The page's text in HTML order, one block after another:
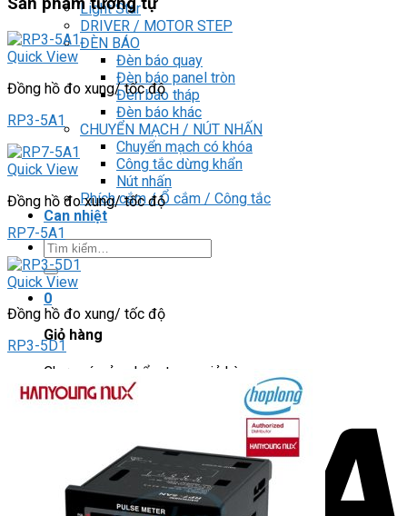
Light Star
DRIVER / MOTOR STEP
ĐÈN BÁO
Đèn báo quay
Đèn báo panel tròn
Đèn báo tháp
Đèn báo khác
CHUYỂN MẠCH / NÚT NHẤN
Chuyển mạch có khóa
Công tắc dừng khẩn
Nút nhấn
Phích cắm / Ổ cắm / Công tắc
Can nhiệt
Tìm
kiếm:
0
Giỏ hàng
Chưa có sản phẩm trong giỏ hàng.
Sản phẩm tương tự
Quick View
Đồng hồ đo xung/ tốc độ
RP3-5A1
Quick View
Đồng hồ đo xung/ tốc độ
RP7-5A1
Quick View
Đồng hồ đo xung/ tốc độ
RP3-5D1